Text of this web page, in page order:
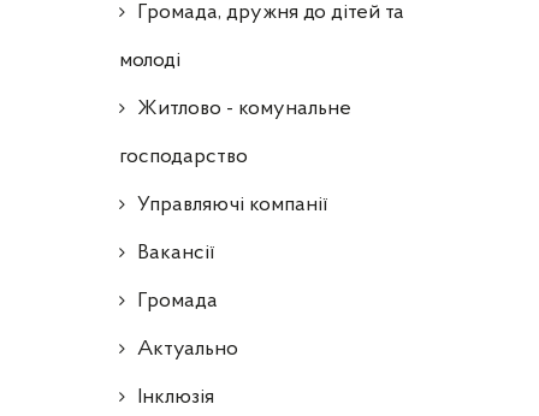
Громада, дружня до дітей та
молоді
Житлово - комунальне
господарство
Управляючі компанії
Ваканcії
Громада
Актуально
Інклюзія